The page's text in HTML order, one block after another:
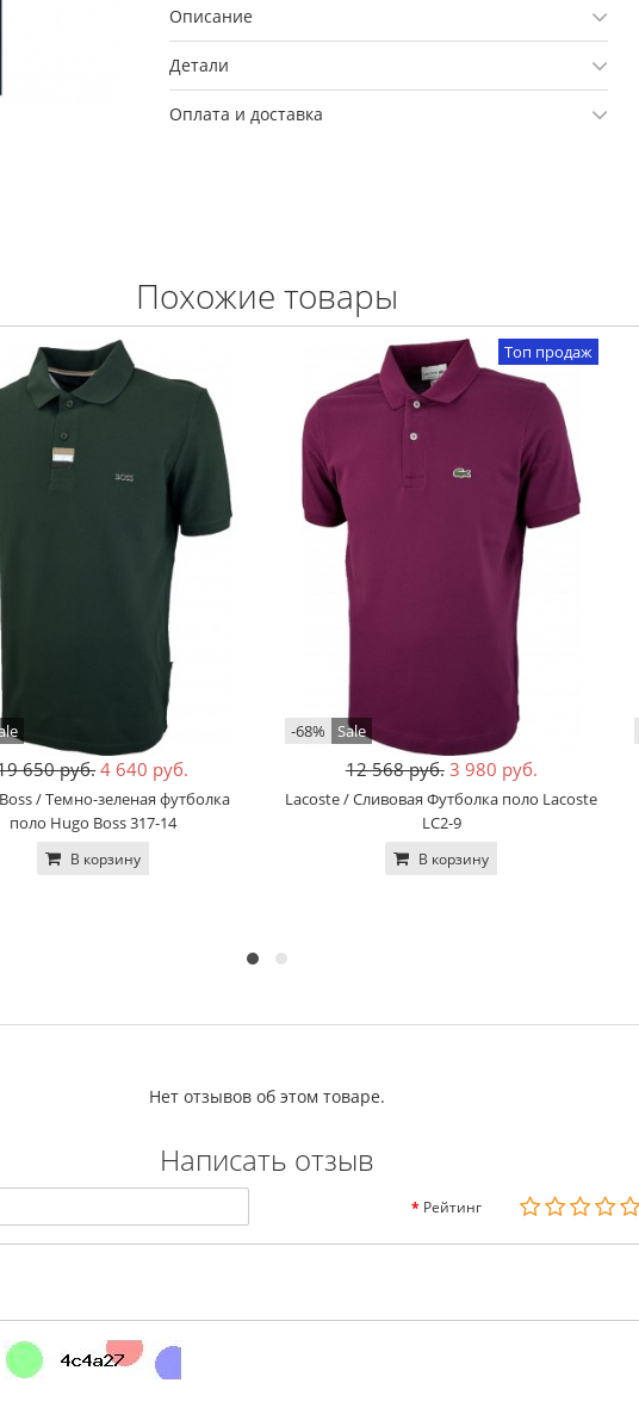
Описание
Детали
Оплата и доставка
Похожие товары
650 руб. 4 640 руб.
/ Темно-зеленая футболка
поло Hugo Boss 317-14
В корзину
Топ продаж
-68% Sale
12 568 руб. 3 980 руб.
Lacoste / Сливовая Футболка поло Lacoste
LC2-9
В корзину
Нет отзывов об этом товаре.
Написать отзыв
Рейтинг